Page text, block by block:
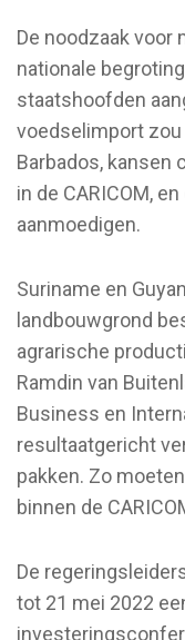
De noodzaak voor
nationale
staatshoofden
voedselimport
Barbados, kansen
in de CARICOM,
aanmoedigen.
Suriname en
landbouwgrond
agrarische
Ramdin van
Business en
resultaatgericht
pakken. Zo
binnen de
De
tot 21 mei 2022